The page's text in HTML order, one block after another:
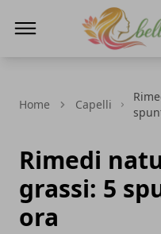
Home Capelli
Rimedi
grassi: 5
ora